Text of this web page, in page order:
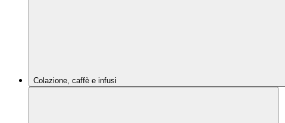
Colazione, caffè e infusi